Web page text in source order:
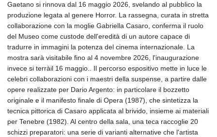
Gaetano si rinnova dal 16 maggio 2026, svelando al pubblico la
produzione legata al genere Horror. La rassegna, curata in stretta
collaborazione con la moglie Gabriella Casaro, conferma il ruolo
del Museo come custode dell'eredità di un autore capace di
tradurre in immagini la potenza del cinema internazionale. La
mostra sarà visitabile fino al 4 novembre 2026, l'inaugurazione
invece si terràil 16 maggio.. Il percorso espositivo mette in luce le
celebri collaborazioni con i maestri della suspense, a partire dalle
opere realizzate per Dario Argento: in particolare il bozzetto
originale e il manifesto finale di Opera (1987), che sintetizza la
tecnica pittorica di Casaro applicata al brivido, insieme ai materiali
per Tenebre (1982). Al centro della sala, una teca raccoglie 20
schizzi preparatori: una serie di varianti alternative che l'artista